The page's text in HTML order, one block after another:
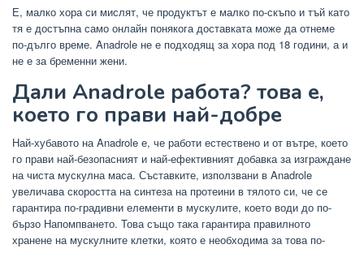
Е, малко хора си мислят, че продуктът е малко по-скъпо и тъй като
тя е достъпна само онлайн понякога доставката може да отнеме
по-дълго време. Anadrole не е подходящ за хора под 18 години, а и
не е за бременни жени.
Дали Anadrole работа? това е,
което го прави най-добре
Най-хубавото на Anadrole е, че работи естествено и от вътре, което
го прави най-безопасният и най-ефективният добавка за изграждане
на чиста мускулна маса. Съставките, използвани в Anadrole
увеличава скоростта на синтеза на протеини в тялото си, че се
гарантира по-градивни елементи в мускулите, което води до по-
бързо Напомпването. Това също така гарантира правилното
хранене на мускулните клетки, която е необходима за това по-